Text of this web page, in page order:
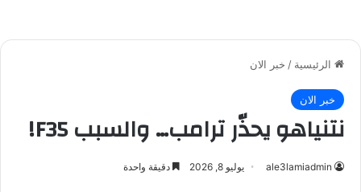
الرئيسية / خبر الان
خبر الان
نتنياهو يحذّر ترامب… والسبب F35!
ale3lamiadmin يوليو 8, 2026 دقيقة واحدة